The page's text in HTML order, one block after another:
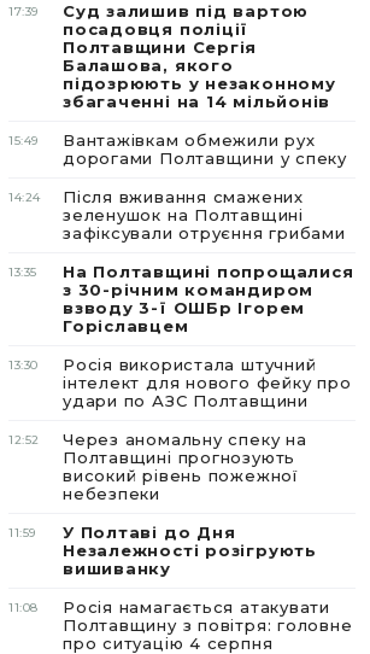
17:39
Суд залишив під вартою
посадовця поліції
Полтавщини Сергія
Балашова, якого
підозрюють у незаконному
збагаченні на 14 мільйонів
15:49
Вантажівкам обмежили рух
дорогами Полтавщини у спеку
14:24
Після вживання смажених
зеленушок на Полтавщині
зафіксували отруєння грибами
13:35
На Полтавщині попрощалися
з 30-річним командиром
взводу 3-ї ОШБр Ігорем
Горіславцем
13:30
Росія використала штучний
інтелект для нового фейку про
удари по АЗС Полтавщини
12:52
Через аномальну спеку на
Полтавщині прогнозують
високий рівень пожежної
небезпеки
11:59
У Полтаві до Дня
Незалежності розігрують
вишиванку
11:08
Росія намагається атакувати
Полтавщину з повітря: головне
про ситуацію 4 серпня